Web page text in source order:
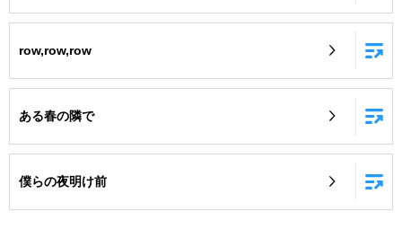
row,row,row
ある春の隣で
僕らの夜明け前